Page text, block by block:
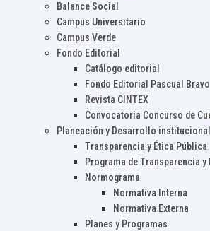
Balance Social
Campus Universitario
Campus Verde
Fondo Editorial
Catálogo editorial
Fondo Editorial Pascual Bravo
Revista CINTEX
Convocatoria Concurso de
Planeación y Desarrollo institucional
Transparencia y Ética Pública
Programa de Transparencia y
Normograma
Normativa Interna
Normativa Externa
Planes y Programas